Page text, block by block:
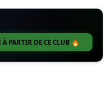
PARTIR DE CE CLUB 🔥